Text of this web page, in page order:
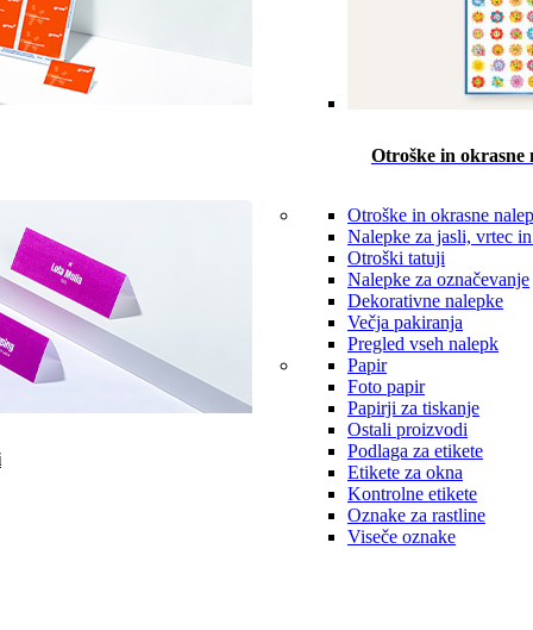
Otroške in okrasne
Otroške in okrasne
Nalepke za jasli, vrtec
Otroški tatuji
Nalepke za označevanje
Dekorativne nalepke
Večja pakiranja
Pregled vseh nalepk
Papir
Foto papir
Papirji za tiskanje
Ostali proizvodi
Podlaga za etikete
Etikete za okna
Kontrolne etikete
Oznake za rastline
Viseče oznake